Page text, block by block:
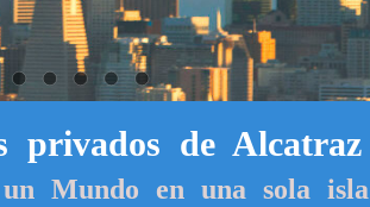
privados de
Mundo en una sola isla